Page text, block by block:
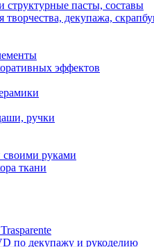
пасты, составы
декупажа,
эффектов
ручки
руками
ткани
по декупажу и рукоделию